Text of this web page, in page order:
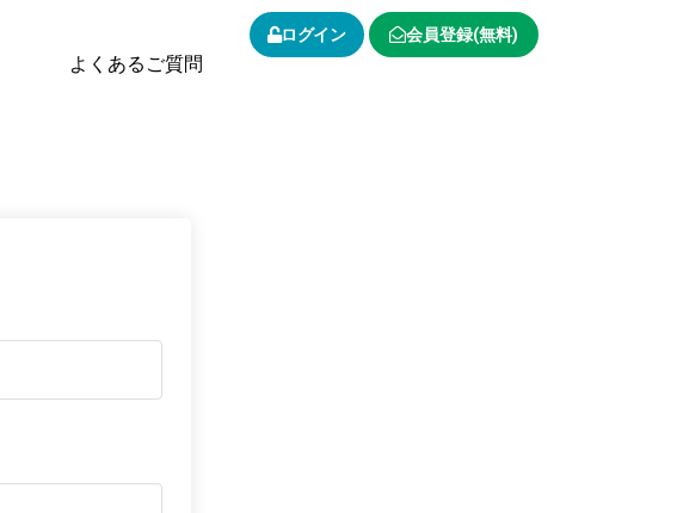
よくあるご質問
ログイン 会員登録(無料)